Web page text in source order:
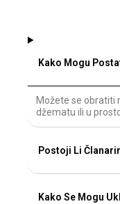
Kako Mogu
Možete se obratiti
džematu ili u
Postoji Li
Kako Se Mogu